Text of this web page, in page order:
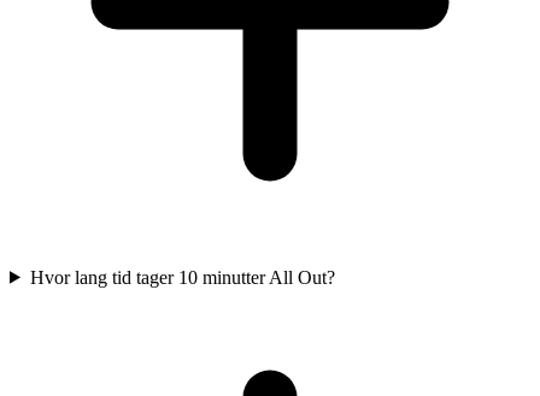
Hvor lang tid tager 10 minutter All Out?